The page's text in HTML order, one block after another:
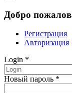
Добро
Регистрация
Авторизация
Login *
Новый пароль *